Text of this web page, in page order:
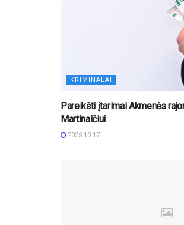
KRIMINALAI
Pareikšti įtarimai Akmenės
Martinaičiui
2025-10-17